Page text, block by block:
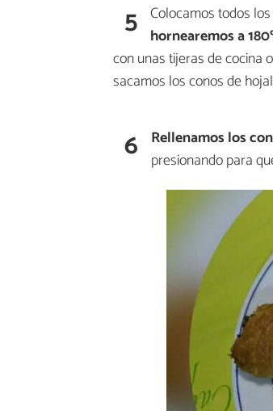
5 Colocamos todos
hornearemos a
con unas tijeras de cocina
sacamos los conos de
6 Rellenamos los
presionando para